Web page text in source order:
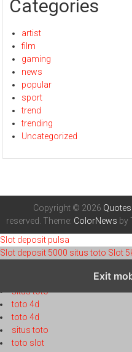
Categories
artist
film
gaming
news
popular
sport
trend
trending
Uncategorized
Copyright © 2026
reserved. Theme: ColorNews by
Slot deposit pulsa
Slot deposit 5000 situs toto Slot
Exit
situs toto
toto 4d
toto 4d
situs toto
toto slot